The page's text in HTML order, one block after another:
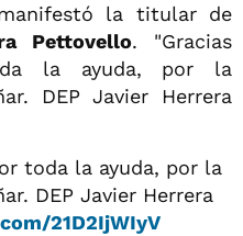
la titular de
Pettovello. "Gracias
la ayuda, por la
DEP Javier Herrera
toda la ayuda, por la
DEP Javier Herrera
21D2IjWIyV